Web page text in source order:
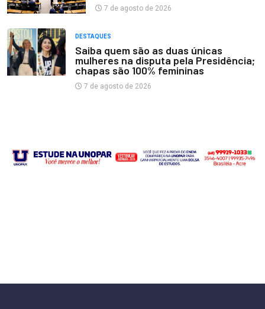
7 de agosto de 2026
DESTAQUES
Saiba quem são as duas únicas
mulheres na disputa pela Presidência;
chapas são 100% femininas
7 de agosto de 2026